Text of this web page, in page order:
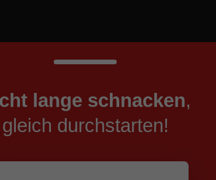
lange schnacken,
gleich durchstarten!